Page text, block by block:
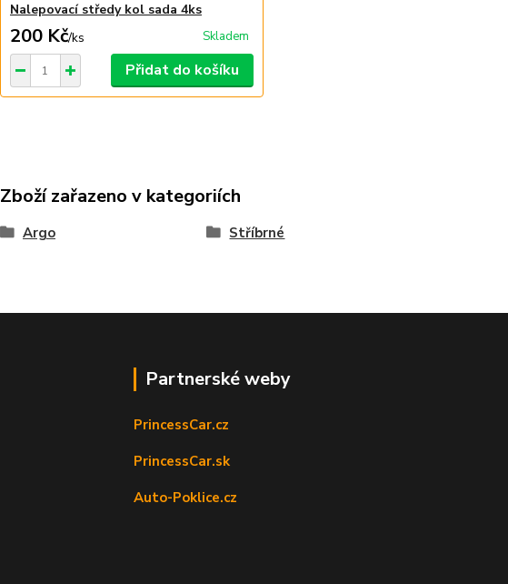
Nalepovací středy kol sada 4ks
200 Kč/ks Skladem
Přidat do košíku
Zboží zařazeno v kategoriích
Argo Stříbrné
Partnerské weby
PrincessCar.cz
PrincessCar.sk
Auto-Poklice.cz